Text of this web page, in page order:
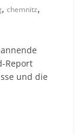
,chemnitz,
Report
und die